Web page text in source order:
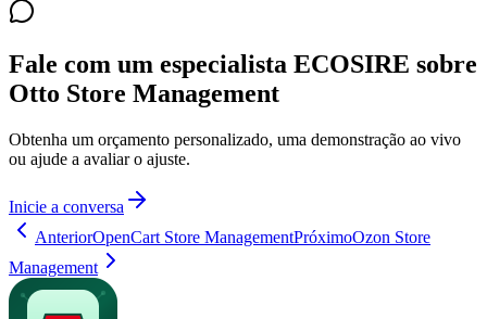
Fale com um especialista ECOSIRE sobre
Otto Store Management
Obtenha um orçamento personalizado, uma demonstração ao vivo
ou ajude a avaliar o ajuste.
Inicie a conversa
AnteriorOpenCart Store ManagementPróximoOzon Store
Management